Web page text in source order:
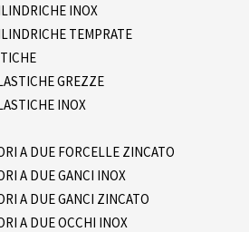
INOX
TEMPRATE
GREZZE
INOX
A DUE FORCELLE ZINCATO
A DUE GANCI INOX
A DUE GANCI ZINCATO
A DUE OCCHI INOX